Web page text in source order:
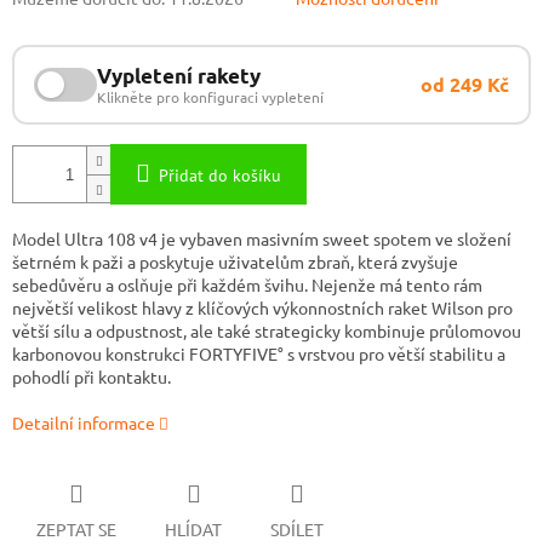
Vypletení rakety
Klikněte pro konfiguraci vypletení od 249 Kč
Přidat do košíku
Model Ultra 108 v4 je vybaven masivním sweet spotem ve složení
šetrném k paži a poskytuje uživatelům zbraň, která zvyšuje
sebedůvěru a oslňuje při každém švihu. Nejenže má tento rám
největší velikost hlavy z klíčových výkonnostních raket Wilson pro
větší sílu a odpustnost, ale také strategicky kombinuje průlomovou
karbonovou konstrukci FORTYFIVE° s vrstvou pro větší stabilitu a
pohodlí při kontaktu.
Detailní informace
ZEPTAT SE HLÍDAT SDÍLET